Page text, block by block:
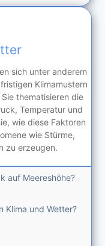
sich unter anderem
Klimamustern
thematisieren die
Temperatur und
wie diese Faktoren
wie Stürme,
zu erzeugen.
auf Meereshöhe?
Klima und Wetter?